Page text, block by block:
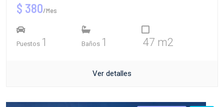
$ 380/Mes
Puestos 1 Baños 1 47 m2
Ver detalles